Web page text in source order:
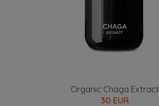
Organic Chaga Extract
30 EUR